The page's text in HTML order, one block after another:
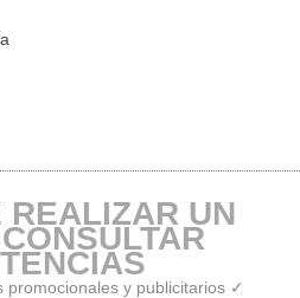
REALIZAR UN
promocionales y publicitarios ✓